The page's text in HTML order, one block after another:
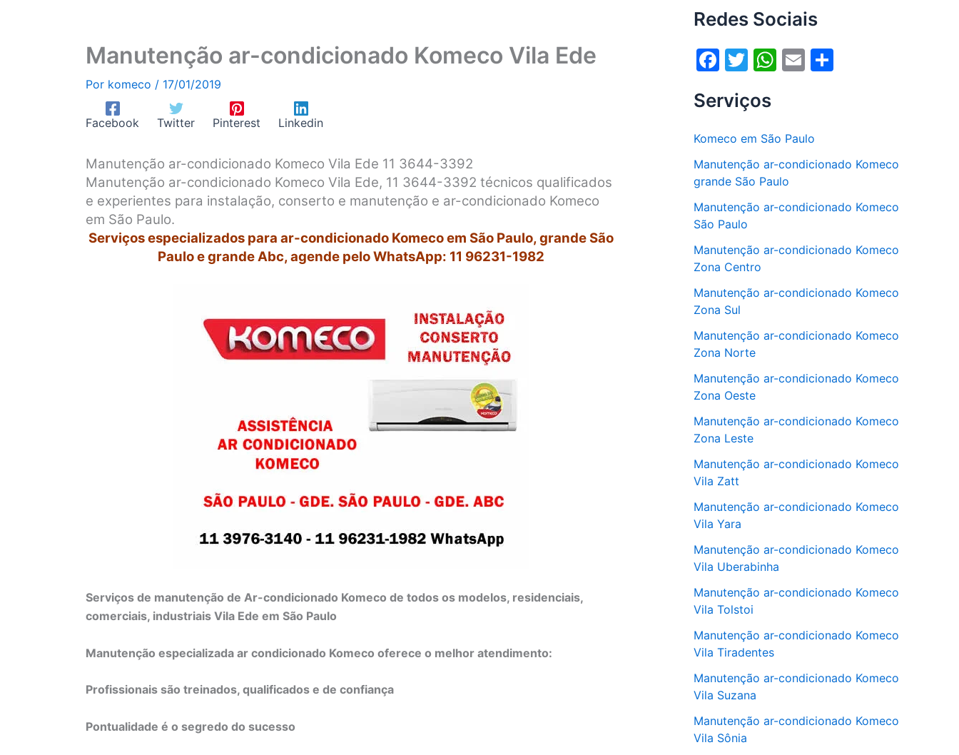
Manutenção ar-condicionado Komeco Vila Ede
Por komeco / 17/01/2019
Facebook Twitter Pinterest Linkedin
Manutenção ar-condicionado Komeco Vila Ede 11 3644-3392
Manutenção ar-condicionado Komeco Vila Ede, 11 3644-3392 técnicos qualificados
e experientes para instalação, conserto e manutenção e ar-condicionado Komeco
em São Paulo.
Serviços especializados para ar-condicionado Komeco em São Paulo, grande São
Paulo e grande Abc, agende pelo WhatsApp: 11 96231-1982
Serviços de manutenção de Ar-condicionado Komeco de todos os modelos, residenciais,
comerciais, industriais Vila Ede em São Paulo
Manutenção especializada ar condicionado Komeco oferece o melhor atendimento:
Profissionais são treinados, qualificados e de confiança
Pontualidade é o segredo do sucesso
Redes Sociais
F
c
b
o
o
k
T
itt
er
W
s
A
p
E
l
Serviços
Komeco em São Paulo
Manutenção ar-condicionado Komeco
grande São Paulo
Manutenção ar-condicionado Komeco
São Paulo
Manutenção ar-condicionado Komeco
Zona Centro
Manutenção ar-condicionado Komeco
Zona Sul
Manutenção ar-condicionado Komeco
Zona Norte
Manutenção ar-condicionado Komeco
Zona Oeste
Manutenção ar-condicionado Komeco
Zona Leste
Manutenção ar-condicionado Komeco
Vila Zatt
Manutenção ar-condicionado Komeco
Vila Yara
Manutenção ar-condicionado Komeco
Vila Uberabinha
Manutenção ar-condicionado Komeco
Vila Tolstoi
Manutenção ar-condicionado Komeco
Vila Tiradentes
Manutenção ar-condicionado Komeco
Vila Suzana
Manutenção ar-condicionado Komeco
Vila Sônia